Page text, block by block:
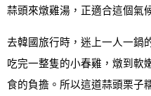
蒜頭來燉雞湯，正適合這個氣
去韓國旅行時，迷上一人一鍋
吃完一整隻的小春雞，燉到軟
食的負擔。所以這道蒜頭栗子